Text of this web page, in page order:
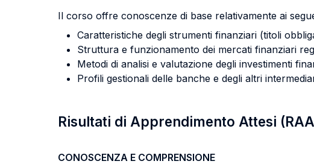
Il corso offre conoscenze di base relativamente ai
Caratteristiche degli strumenti finanziari (titoli
Struttura e funzionamento dei mercati finanziari
Metodi di analisi e valutazione degli investimenti
Profili gestionali delle banche e degli altri
Risultati di Apprendimento Attesi
CONOSCENZA E COMPRENSIONE